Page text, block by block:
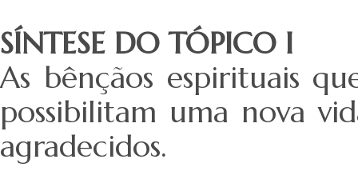
SÍNTESE DO TÓPICO I
As bênçãos espirituais
possibilitam uma nova
agradecidos.